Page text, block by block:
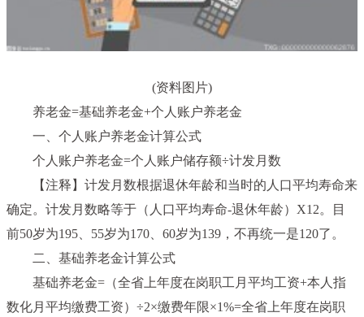
(资料图片)
养老金=基础养老金+个人账户养老金
一、个人账户养老金计算公式
个人账户养老金=个人账户储存额÷计发月数
【注释】计发月数根据退休年龄和当时的人口平均寿命来
确定。计发月数略等于（人口平均寿命-退休年龄）X12。目
前50岁为195、55岁为170、60岁为139，不再统一是120了。
二、基础养老金计算公式
基础养老金=（全省上年度在岗职工月平均工资+本人指
数化月平均缴费工资）÷2×缴费年限×1%=全省上年度在岗职